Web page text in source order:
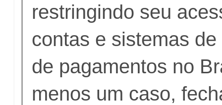
restringindo seu
contas e sistemas
de pagamentos no
menos um caso,